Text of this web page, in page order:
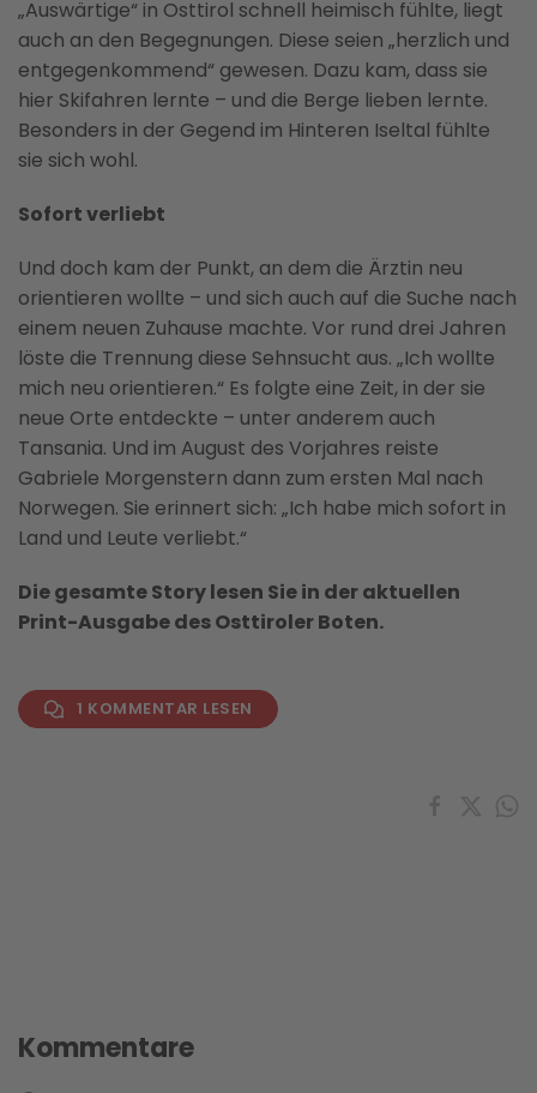
„Auswärtige“ in Osttirol schnell heimisch fühlte, liegt
auch an den Begegnungen. Diese seien „herzlich und
entgegenkommend“ gewesen. Dazu kam, dass sie
hier Skifahren lernte – und die Berge lieben lernte.
Besonders in der Gegend im Hinteren Iseltal fühlte
sie sich wohl.
Sofort verliebt
Und doch kam der Punkt, an dem die Ärztin neu
orientieren wollte – und sich auch auf die Suche nach
einem neuen Zuhause machte. Vor rund drei Jahren
löste die Trennung diese Sehnsucht aus. „Ich wollte
mich neu orientieren.“ Es folgte eine Zeit, in der sie
neue Orte entdeckte – unter anderem auch
Tansania. Und im August des Vorjahres reiste
Gabriele Morgenstern dann zum ersten Mal nach
Norwegen. Sie erinnert sich: „Ich habe mich sofort in
Land und Leute verliebt.“
Die gesamte Story lesen Sie in der aktuellen
Print-Ausgabe des Osttiroler Boten.
1 KOMMENTAR LESEN
Kommentare